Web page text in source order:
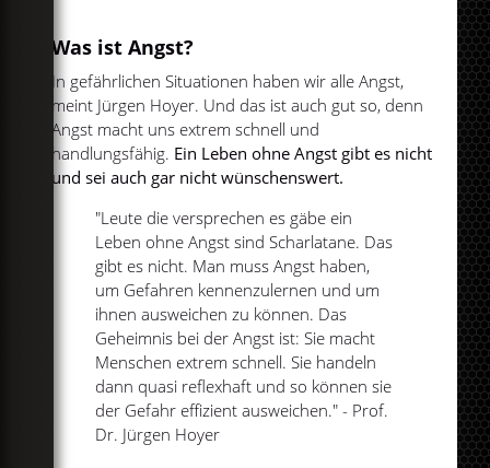
Was ist Angst?
In gefährlichen Situationen haben wir alle Angst,
meint Jürgen Hoyer. Und das ist auch gut so, denn
Angst macht uns extrem schnell und
handlungsfähig. Ein Leben ohne Angst gibt es nicht
und sei auch gar nicht wünschenswert.
"Leute die versprechen es gäbe ein
Leben ohne Angst sind Scharlatane. Das
gibt es nicht. Man muss Angst haben,
um Gefahren kennenzulernen und um
ihnen ausweichen zu können. Das
Geheimnis bei der Angst ist: Sie macht
Menschen extrem schnell. Sie handeln
dann quasi reflexhaft und so können sie
der Gefahr effizient ausweichen." - Prof.
Dr. Jürgen Hoyer